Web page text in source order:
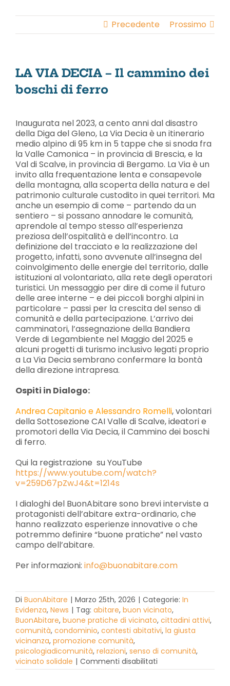
Precedente Prossimo
LA VIA DECIA – Il cammino dei
boschi di ferro
immagine
Inaugurata nel 2023, a cento anni dal disastro
della Diga del Gleno, La Via Decia è un itinerario
medio alpino di 95 km in 5 tappe che si snoda fra
la Valle Camonica – in provincia di Brescia, e la
Val di Scalve, in provincia di Bergamo. La Via è un
invito alla frequentazione lenta e consapevole
della montagna, alla scoperta della natura e del
patrimonio culturale custodito in quei territori. Ma
anche un esempio di come – partendo da un
sentiero – si possano annodare le comunità,
aprendole al tempo stesso all’esperienza
preziosa dell’ospitalità e dell’incontro. La
definizione del tracciato e la realizzazione del
progetto, infatti, sono avvenute all’insegna del
coinvolgimento delle energie del territorio, dalle
istituzioni al volontariato, alla rete degli operatori
turistici. Un messaggio per dire di come il futuro
delle aree interne – e dei piccoli borghi alpini in
particolare – passi per la crescita del senso di
comunità e della partecipazione. L’arrivo dei
camminatori, l’assegnazione della Bandiera
Verde di Legambiente nel Maggio del 2025 e
alcuni progetti di turismo inclusivo legati proprio
a La Via Decia sembrano confermare la bontà
della direzione intrapresa.
Ospiti in Dialogo:
Andrea Capitanio e Alessandro Romelli, volontari
della Sottosezione CAI Valle di Scalve, ideatori e
promotori della Via Decia, il Cammino dei boschi
di ferro.
Qui la registrazione su YouTube
https://www.youtube.com/watch?
v=259D67pZwJ4&t=1214s
I dialoghi del BuonAbitare sono brevi interviste a
protagonisti dell’abitare extra-ordinario, che
hanno realizzato esperienze innovative o che
potremmo definire “buone pratiche” nel vasto
campo dell’abitare.
Per informazioni: info@buonabitare.com
Di BuonAbitare | Marzo 25th, 2026 | Categorie: In
Evidenza, News | Tag: abitare, buon vicinato,
BuonAbitare, buone pratiche di vicinato, cittadini attivi,
comunità, condominio, contesti abitativi, la giusta
vicinanza, promozione comunità,
psicologiadicomunità, relazioni, senso di comunità,
vicinato solidale | Commenti disabilitati
LA